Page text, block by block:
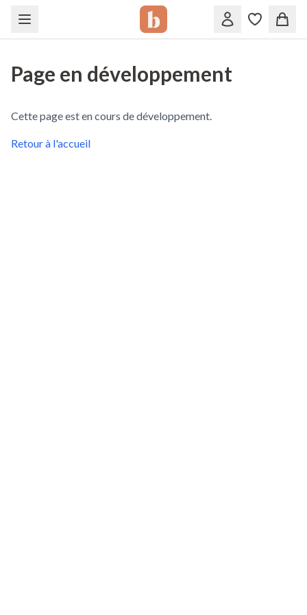
Page en développement
Cette page est en cours de développement.
Retour à l'accueil